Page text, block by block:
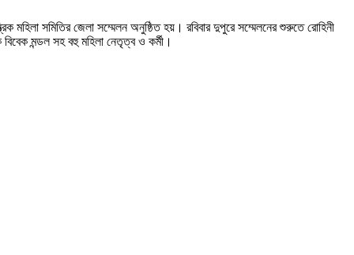
মহিলা সমিতির জেলা সম্মেলন অনুষ্ঠিত হয়। রবিবার দুপুরে সম্মেলনের শুরুতে রোহিনী
মন্ডল সহ বহু মহিলা নেতৃত্ব ও কর্মী।